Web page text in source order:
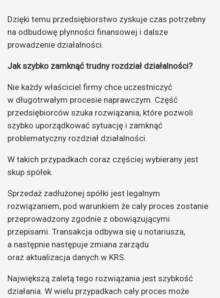
Dzięki temu przedsiębiorstwo zyskuje czas potrzebny
na odbudowę płynności finansowej i dalsze
prowadzenie działalności.
Jak szybko zamknąć trudny rozdział działalności?
Nie każdy właściciel firmy chce uczestniczyć
w długotrwałym procesie naprawczym. Część
przedsiębiorców szuka rozwiązania, które pozwoli
szybko uporządkować sytuację i zamknąć
problematyczny rozdział działalności.
W takich przypadkach coraz częściej wybierany jest
skup spółek.
Sprzedaż zadłużonej spółki jest legalnym
rozwiązaniem, pod warunkiem że cały proces zostanie
przeprowadzony zgodnie z obowiązującymi
przepisami. Transakcja odbywa się u notariusza,
a następnie następuje zmiana zarządu
oraz aktualizacja danych w KRS.
Największą zaletą tego rozwiązania jest szybkość
działania. W wielu przypadkach cały proces może